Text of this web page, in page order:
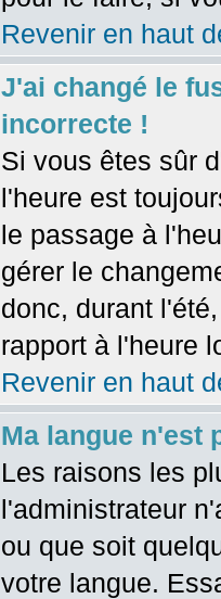
Revenir en haut
J'ai changé le
incorrecte !
Si vous êtes sûr
l'heure est
le passage à
gérer le
donc, durant
rapport à l'heure
Revenir en haut
Ma langue n'est
Les raisons les
l'administrateur
ou que soit
votre langue.